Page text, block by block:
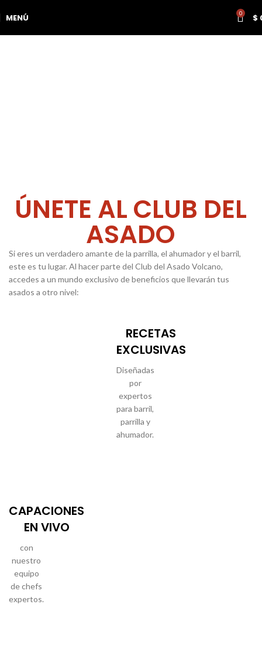
MENÚ 0 $
HAZTE MIEMBRO HOY Y CONVIÉRTETE EN UN
ÚNETE AL CLUB DEL
ASADO
Si eres un verdadero amante de la parrilla, el ahumador y el barril,
este es tu lugar. Al hacer parte del Club del Asado Volcano,
accedes a un mundo exclusivo de beneficios que llevarán tus
asados a otro nivel:
RECETAS
EXCLUSIVAS
Diseñadas
por
expertos
para barril,
parrilla y
ahumador.
CAPACIONES
EN VIVO
con
nuestro
equipo
de chefs
expertos.